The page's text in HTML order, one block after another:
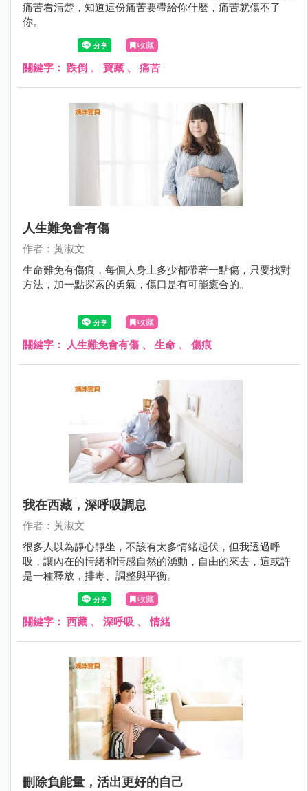
痛苦看清楚，知道這份痛苦要帶給你什麼，痛苦就傷不了
你。
收藏
關鍵字： 跌倒 、 寶藏 、 痛苦
人生難免會有傷
作者：黃淑文
生命難免有傷痕，每個人身上多少都帶著一點傷，只要找對
方法，加一點探索的勇氣，傷口是有可能癒合的。
收藏
關鍵字： 人生難免會有傷 、 生命 、 傷痕
我在西藏，深呼吸調息
作者：黃淑文
很多人以為靜心靜坐，不該有太多情緒起伏，但我透過呼
吸，讓內在的情緒和情感自然的湧動，自由的來去，這或許
是一種釋放，排毒、調整與平衡。
收藏
關鍵字： 西藏 、 深呼吸 、情緒
刪除負能量，活出更好的自己